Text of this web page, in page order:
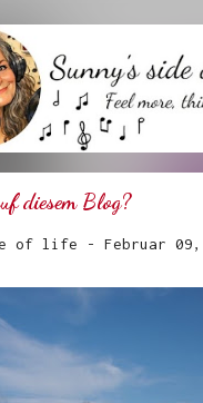
zum Hauptbereich
diesem Blog?
of life - Februar 09,